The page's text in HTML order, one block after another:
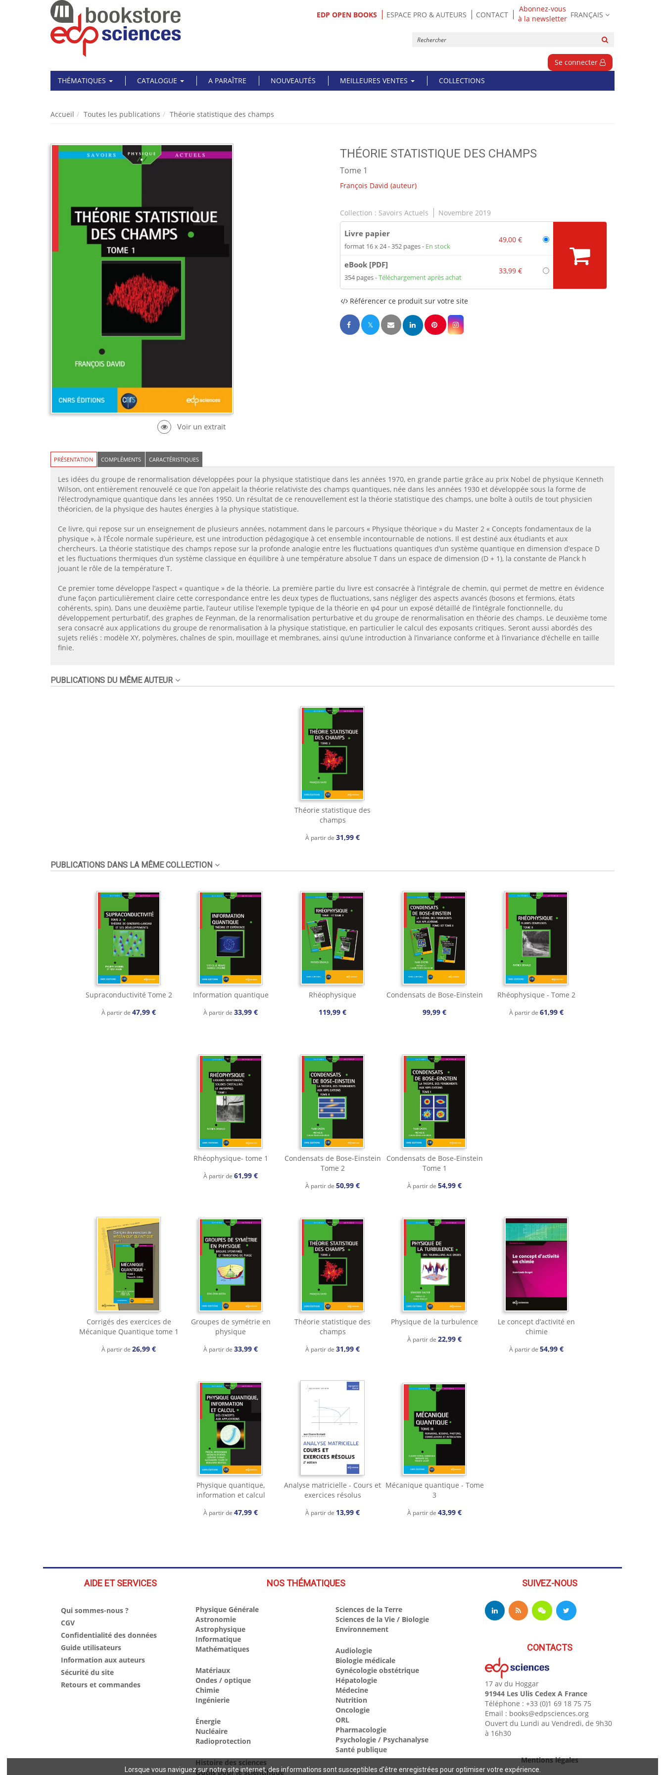
Lorsque vous naviguez sur notre site internet, des informations sont susceptibles d'être enregistrées pour optimiser votre expérience.
EDP OPEN BOOKS ESPACE PRO & AUTEURS CONTACT
Abonnez-vous
à la newsletter FRANÇAIS
Se connecter
THÉMATIQUES
CATALOGUE A PARAÎTRE NOUVEAUTÉS MEILLEURES VENTES COLLECTIONS
Accueil Toutes les publications Théorie statistique des champs
THÉORIE STATISTIQUE DES CHAMPS
Tome 1
François David (auteur)
Collection : Savoirs Actuels Novembre 2019
Livre papier
format 16 x 24 352 pages En stock
49,00 €
eBook [PDF]
354 pages Téléchargement après achat
33,99 €
Référencer ce produit sur votre site
PRÉSENTATION COMPLÉMENTS CARACTÉRISTIQUES
Les idées du groupe de renormalisation développées pour la physique statistique dans les années 1970, en grande partie grâce au prix Nobel de physique Kenneth
Wilson, ont entièrement renouvelé ce que l’on appelait la théorie relativiste des champs quantiques, née dans les années 1930 et développée sous la forme de
l’électrodynamique quantique dans les années 1950. Un résultat de ce renouvellement est la théorie statistique des champs, une boîte à outils de tout physicien
théoricien, de la physique des hautes énergies à la physique statistique.
Ce livre, qui repose sur un enseignement de plusieurs années, notamment dans le parcours « Physique théorique » du Master 2 « Concepts fondamentaux de la
physique », à l’École normale supérieure, est une introduction pédagogique à cet ensemble incontournable de notions. Il est destiné aux étudiants et aux
chercheurs. La théorie statistique des champs repose sur la profonde analogie entre les fluctuations quantiques d’un système quantique en dimension d’espace D
et les fluctuations thermiques d’un système classique en équilibre à une température absolue T dans un espace de dimension (D + 1), la constante de Planck h
jouant le rôle de la température T.
Ce premier tome développe l’aspect « quantique » de la théorie. La première partie du livre est consacrée à l’intégrale de chemin, qui permet de mettre en évidence
d’une façon particulièrement claire cette correspondance entre les deux types de fluctuations, sans négliger des aspects avancés (bosons et fermions, états
cohérents, spin). Dans une deuxième partie, l’auteur utilise l’exemple typique de la théorie en φ4 pour un exposé détaillé de l’intégrale fonctionnelle, du
développement perturbatif, des graphes de Feynman, de la renormalisation perturbative et du groupe de renormalisation en théorie des champs. Le deuxième tome
sera consacré aux applications du groupe de renormalisation à la physique statistique, en particulier le calcul des exposants critiques. Seront aussi abordés des
sujets reliés : modèle XY, polymères, chaînes de spin, mouillage et membranes, ainsi qu’une introduction à l’invariance conforme et à l’invariance d’échelle en taille
finie.
PUBLICATIONS DU MÊME AUTEUR
Théorie statistique des
champs
À partir de 31,99 €
PUBLICATIONS DANS LA MÊME COLLECTION
Supraconductivité Tome 2
À partir de 47,99 €
Information quantique
À partir de 33,99 €
Rhéophysique
119,99 €
Condensats de Bose-Einstein
99,99 €
Rhéophysique - Tome 2
À partir de 61,99 €
Rhéophysique- tome 1
À partir de 61,99 €
Condensats de Bose-Einstein
Tome 2
À partir de 50,99 €
Condensats de Bose-Einstein
Tome 1
À partir de 54,99 €
Corrigés des exercices de
Mécanique Quantique tome 1
À partir de 26,99 €
Groupes de symétrie en
physique
À partir de 33,99 €
Théorie statistique des
champs
À partir de 31,99 €
Physique de la turbulence
À partir de 22,99 €
Le concept d’activité en
chimie
À partir de 54,99 €
Physique quantique,
information et calcul
À partir de 47,99 €
Analyse matricielle - Cours et
exercices résolus
À partir de 13,99 €
Mécanique quantique - Tome
3
À partir de 43,99 €
AIDE ET SERVICES
Qui sommes-nous ?
CGV
Confidentialité des données
Guide utilisateurs
Information aux auteurs
Sécurité du site
Retours et commandes
NOS THÉMATIQUES
Physique Générale
Astronomie
Astrophysique
Informatique
Mathématiques
Matériaux
Ondes / optique
Chimie
Ingénierie
Énergie
Nucléaire
Radioprotection
Histoire des sciences
Outils pour le scientifique
Sciences de la Terre
Sciences de la Vie / Biologie
Environnement
Audiologie
Biologie médicale
Gynécologie obstétrique
Hépatologie
Médecine
Nutrition
Oncologie
ORL
Pharmacologie
Psychologie / Psychanalyse
Santé publique
SUIVEZ-NOUS
CONTACTS
17 av du Hoggar
91944 Les Ulis Cedex A France
Téléphone : +33 (0)1 69 18 75 75
Email : books@edpsciences.org
Ouvert du Lundi au Vendredi, de 9h30
à 16h30
Mentions légales